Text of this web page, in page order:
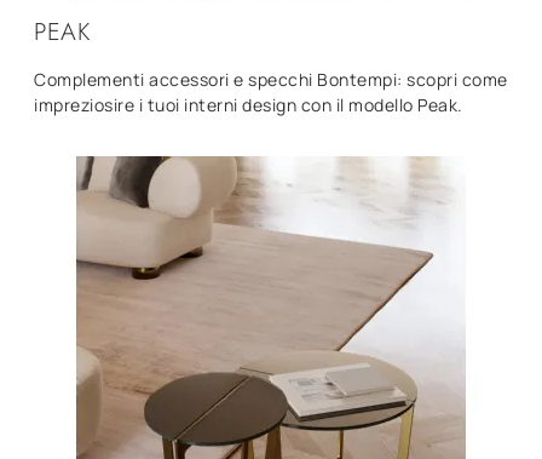
PEAK
Complementi accessori e specchi Bontempi: scopri come
impreziosire i tuoi interni design con il modello Peak.